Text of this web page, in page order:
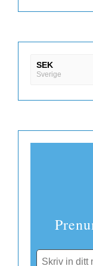
SEK
Sverige
EUR